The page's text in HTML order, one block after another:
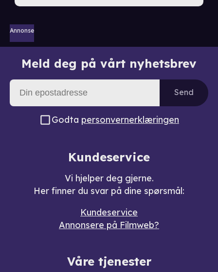
Annonse
Meld deg på vårt nyhetsbrev
Send
Godta personvernerklæringen
Kundeservice
Vi hjelper deg gjerne.
Her finner du svar på dine spørsmål:
Kundeservice
Annonsere på Filmweb?
Våre tjenester